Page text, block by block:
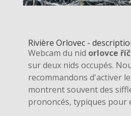
Rivière Orlovec -
Webcam du nid orlovce
sur deux nids occupés.
recommandons d'activer
montrent souvent des
prononcés, typiques pour